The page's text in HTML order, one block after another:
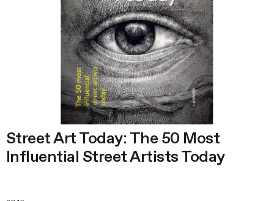
Street Art Today: The 50 Most
Influential Street Artists Today